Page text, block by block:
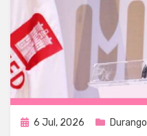
Publicada
6 Jul, 2026 Durango